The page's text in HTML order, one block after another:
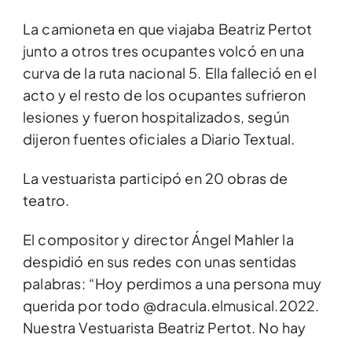
La camioneta en que viajaba Beatriz Pertot
junto a otros tres ocupantes volcó en una
curva de la ruta nacional 5. Ella falleció en el
acto y el resto de los ocupantes sufrieron
lesiones y fueron hospitalizados, según
dijeron fuentes oficiales a Diario Textual.
La vestuarista participó en 20 obras de
teatro.
El compositor y director Ángel Mahler la
despidió en sus redes con unas sentidas
palabras: “Hoy perdimos a una persona muy
querida por todo @dracula.elmusical.2022.
Nuestra Vestuarista Beatriz Pertot. No hay